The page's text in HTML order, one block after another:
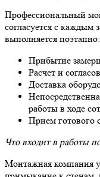
Профессиональный
согласуется с каждым
выполняется поэтапно:
Прибытие
Расчет и
Доставка
работы в ходе
Прием готового
Что входит в работы
Монтажная компания